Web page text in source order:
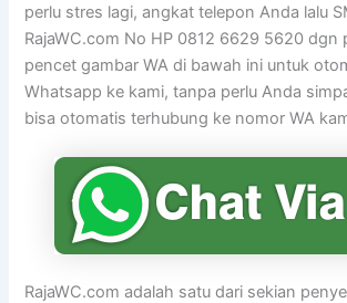
perlu stres lagi, angkat telepon Anda lalu
RajaWC.com No HP 0812 6629 5620 dgn
pencet gambar WA di bawah ini untuk
Whatsapp ke kami, tanpa perlu Anda
bisa otomatis terhubung ke nomor WA
RajaWC.com adalah satu dari sekian